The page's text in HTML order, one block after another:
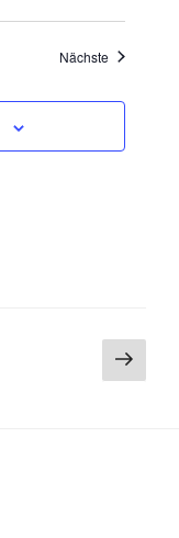
Nächste